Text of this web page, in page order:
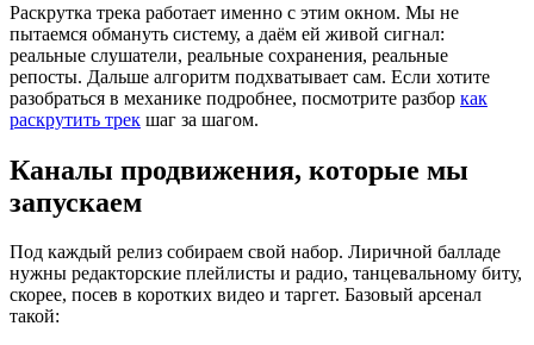
Раскрутка трека работает именно с этим окном. Мы не
пытаемся обмануть систему, а даём ей живой сигнал:
реальные слушатели, реальные сохранения, реальные
репосты. Дальше алгоритм подхватывает сам. Если хотите
разобраться в механике подробнее, посмотрите разбор как
раскрутить трек шаг за шагом.
Каналы продвижения, которые мы
запускаем
Под каждый релиз собираем свой набор. Лиричной балладе
нужны редакторские плейлисты и радио, танцевальному биту,
скорее, посев в коротких видео и таргет. Базовый арсенал
такой: